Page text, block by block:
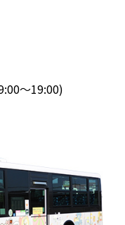
～19:00)